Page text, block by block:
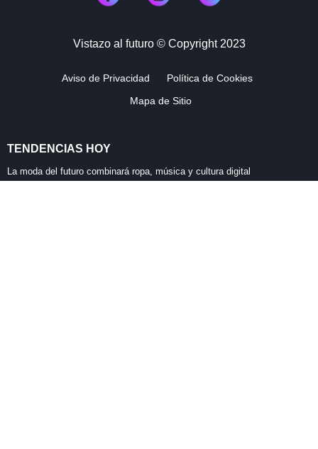
Vistazo al futuro © Copyright 2023
Aviso de Privacidad
Política de Cookies
Mapa de Sitio
TENDENCIAS HOY
VoLTE no gasta más datos y mejora tus llamadas